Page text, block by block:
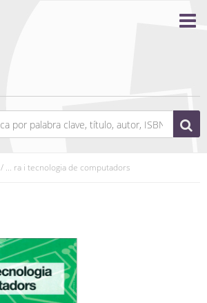
/ ... ra i tecnologia de computadors